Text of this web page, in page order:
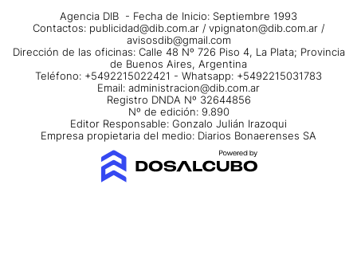
Agencia DIB - Fecha de Inicio: Septiembre 1993
Contactos: publicidad@dib.com.ar / vpignaton@dib.com.ar /
avisosdib@gmail.com
Dirección de las oficinas: Calle 48 Nº 726 Piso 4, La Plata; Provincia
de Buenos Aires, Argentina
Teléfono: +5492215022421 - Whatsapp: +5492215031783
Email: administracion@dib.com.ar
Registro DNDA Nº 32644856
Nº de edición: 9.890
Editor Responsable: Gonzalo Julián Irazoqui
Empresa propietaria del medio: Diarios Bonaerenses SA